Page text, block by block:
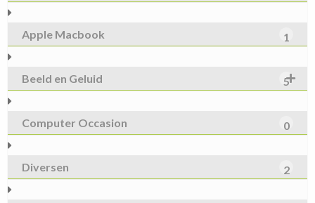
Apple Macbook 1
Beeld en Geluid 5
Computer Occasion 0
Diversen 2